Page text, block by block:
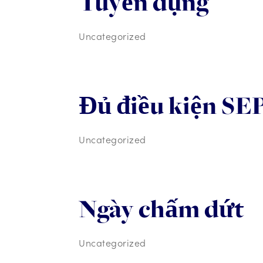
Uncategorized
Đủ điều kiện
Uncategorized
Ngày chấm dứt
Uncategorized